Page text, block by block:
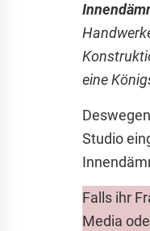
eine
Studio
Falls ihr
Media